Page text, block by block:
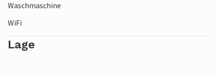
Waschmaschine
WiFi
Lage